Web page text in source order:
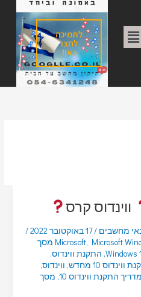
לתמיכה
לחצו
כאן!
ווינדוס קרס
מחשבים /17 באוקטובר 2022
/
Microsoft, Microsoft
Windows 10 מסך
, התקנת ווינדוס,
ווינדוס 10 מחדש , ווינדוס,
מדריך התקנת ווינדוס 10 , מסך